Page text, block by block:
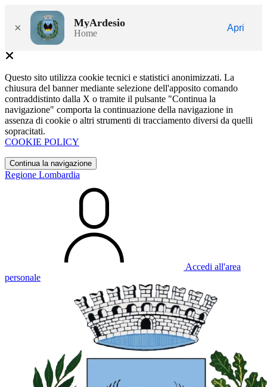
× MyArdesio
Home
Apri
Questo sito utilizza cookie tecnici e statistici anonimizzati. La
chiusura del banner mediante selezione dell'apposito comando
contraddistinto dalla X o tramite il pulsante "Continua la
navigazione" comporta la continuazione della navigazione in
assenza di cookie o altri strumenti di tracciamento diversi da quelli
sopracitati.
COOKIE POLICY
Continua la navigazione
Regione Lombardia
Accedi all'area
personale